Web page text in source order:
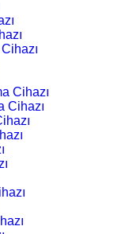
Cihazı
Cihazı